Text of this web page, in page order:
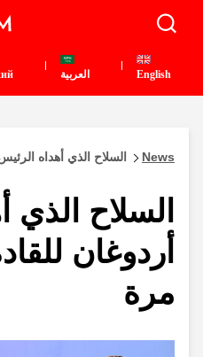
English العربية
News السلاح الذي أهداه الرئيس
السلاح الذي
أردوغان
مرة